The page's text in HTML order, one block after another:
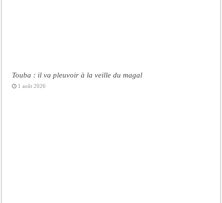
Touba : il va pleuvoir à la veille du magal
1 août 2026